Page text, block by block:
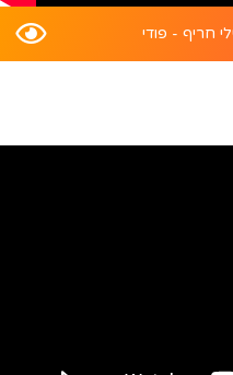
חריף - פודי